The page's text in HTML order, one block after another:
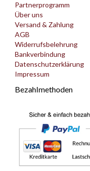
Partnerprogramm
Über uns
Versand & Zahlung
AGB
Widerrufsbelehrung
Bankverbindung
Datenschutzerklärung
Impressum
Bezahlmethoden